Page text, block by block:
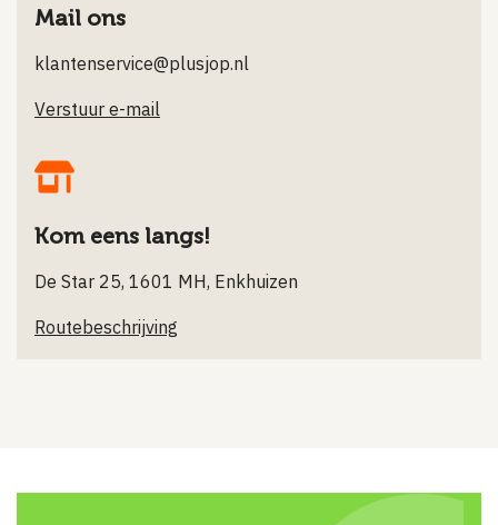
Mail ons
klantenservice@plusjop.nl
Verstuur e-mail
Kom eens langs!
De Star 25, 1601 MH, Enkhuizen
Routebeschrijving